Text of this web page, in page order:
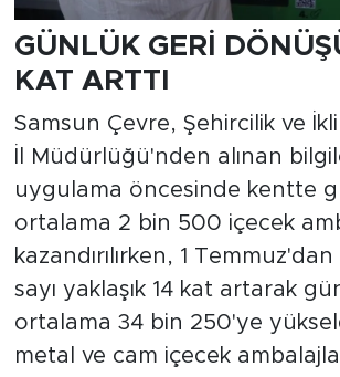
GÜNLÜK GERİ
KAT ARTTI
Samsun Çevre, Şehircilik ve
İl Müdürlüğü'nden alınan
uygulama öncesinde kentte
ortalama 2 bin 500 içecek
kazandırılırken, 1
sayı yaklaşık 14 kat artarak
ortalama 34 bin 250'ye
metal ve cam içecek